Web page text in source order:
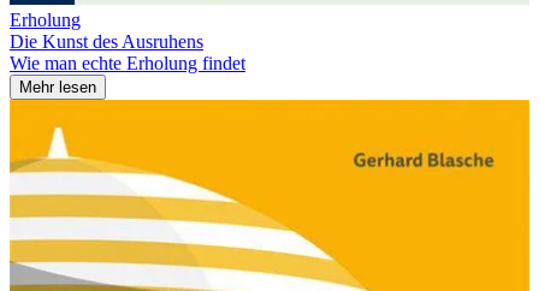
Erholung
Die Kunst des Ausruhens
Wie man echte Erholung findet
Mehr lesen